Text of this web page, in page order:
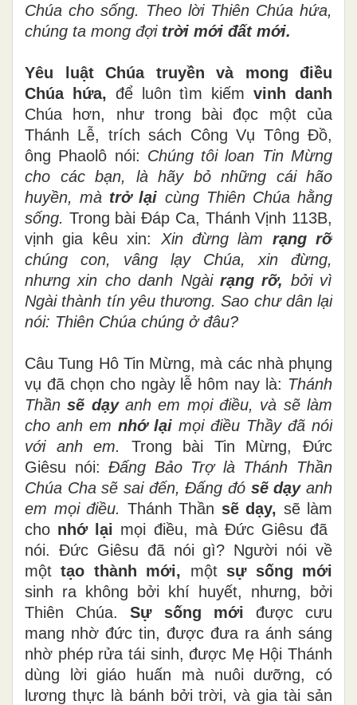
Chúa cho sống. Theo lời Thiên Chúa hứa,
chúng ta mong đợi trời mới đất mới.
Yêu luật Chúa truyền và mong điều
Chúa hứa, để luôn tìm kiếmvinh danh
Chúa hơn, như trong bài đọc một của
Thánh Lễ, trích sách Công Vụ Tông Đồ,
ông Phaolô nói: Chúng tôi loan Tin Mừng
cho các bạn, là hãy bỏ những cái hão
huyền, mà trở lại cùng Thiên Chúa hằng
sống. Trong bài Đáp Ca, Thánh Vịnh 113B,
vịnh gia kêu xin: Xin đừng làm rạng rỡ
chúng con, vâng lạy Chúa, xin đừng,
nhưng xin cho danh Ngài rạng rỡ, bởi vì
Ngài thành tín yêu thương. Sao chư dân lại
nói: Thiên Chúa chúng ở đâu?
Câu Tung Hô Tin Mừng, mà các nhà phụng
vụ đã chọn cho ngày lễ hôm nay là: Thánh
Thầnsẽ dạyanh em mọi điều, và sẽ làm
cho anh em nhớ lại mọi điều Thầy đã nói
với anh em. Trong bài Tin Mừng, Đức
Giêsu nói:Đấng Bảo Trợ là Thánh Thần
Chúa Cha sẽ sai đến, Đấng đó sẽ dạyanh
em mọi điều. Thánh Thần sẽ dạy, sẽ làm
cho nhớ lại mọi điều, mà Đức Giêsu đã
nói. Đức Giêsu đã nói gì? Người nói về
mộttạo thành mới, một sự sống mới
sinh ra không bởi khí huyết, nhưng, bởi
Thiên Chúa.Sự sống mới được cưu
mang nhờ đức tin, được đưa ra ánh sáng
nhờ phép rửa tái sinh, được Mẹ Hội Thánh
dùng lời giáo huấn mà nuôi dưỡng, có
lương thực là bánh bởi trời, và gia tài sản